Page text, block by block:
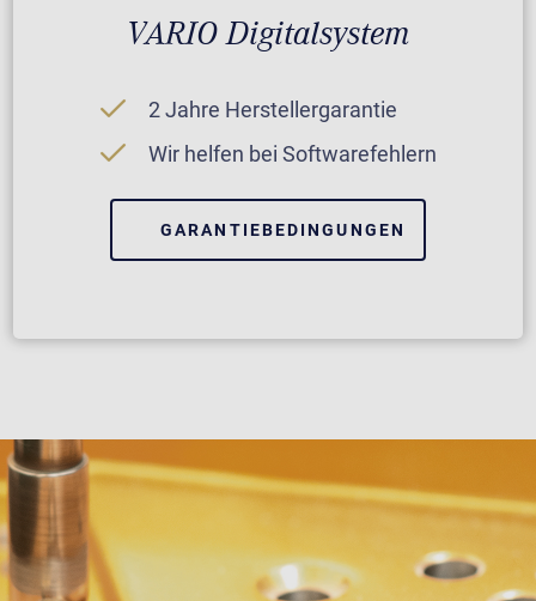
VARIO Digitalsystem
2 Jahre Herstellergarantie
Wir helfen bei Softwarefehlern
GARANTIEBEDINGUNGEN